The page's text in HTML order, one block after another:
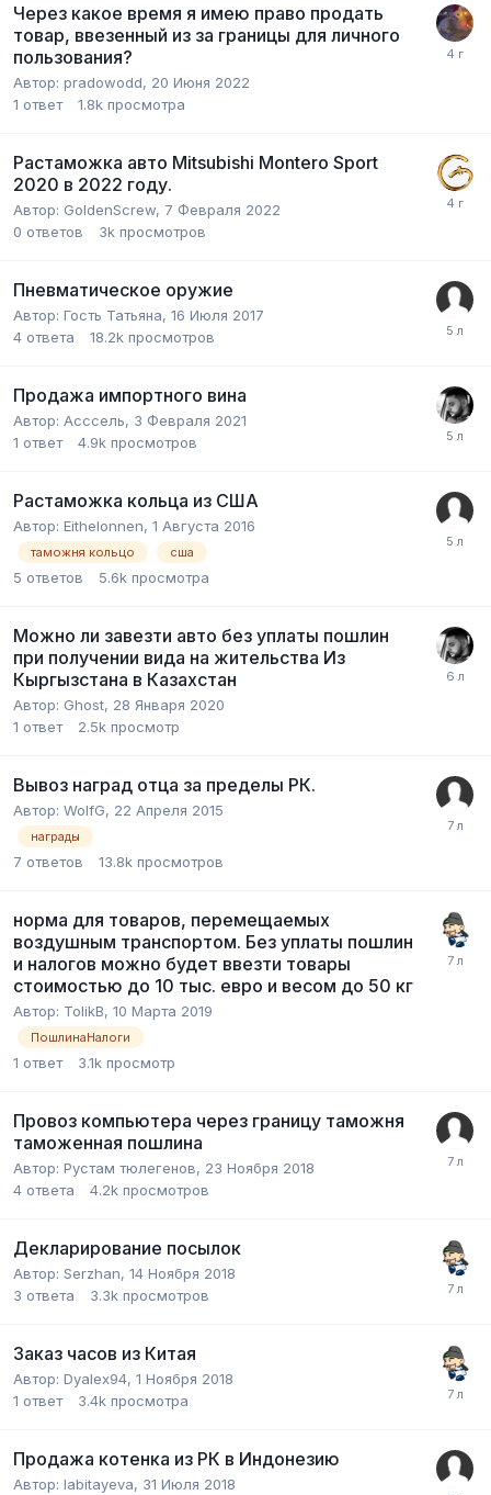
Через какое время я имею право продать
товар, ввезенный из за границы для личного
пользования?
Автор: pradowodd, 20 Июня 2022
1 ответ 1.8k просмотра
Растаможка авто Mitsubishi Montero Sport
2020 в 2022 году.
Автор: GoldenScrew, 7 Февраля 2022
0 ответов 3k просмотров
Пневматическое оружие
Автор: Гость Татьяна, 16 Июля 2017
4 ответа 18.2k просмотров
Продажа импортного вина
Автор: Асссель, 3 Февраля 2021
1 ответ 4.9k просмотров
Растаможка кольца из США
Автор: Eithelonnen, 1 Августа 2016
таможня кольцо сша
5 ответов 5.6k просмотра
Можно ли завезти авто без уплаты пошлин
при получении вида на жительства Из
Кыргызстана в Казахстан
Автор: Ghost, 28 Января 2020
1 ответ 2.5k просмотр
Вывоз наград отца за пределы РК.
Автор: WolfG, 22 Апреля 2015
награды
7 ответов 13.8k просмотров
норма для товаров, перемещаемых
воздушным транспортом. Без уплаты пошлин
и налогов можно будет ввезти товары
стоимостью до 10 тыс. евро и весом до 50 кг
Автор: TolikB, 10 Марта 2019
ПошлинаНалоги
1 ответ 3.1k просмотр
Провоз компьютера через границу таможня
таможенная пошлина
Автор: Рустам тюлегенов, 23 Ноября 2018
4 ответа 4.2k просмотров
Декларирование посылок
Автор: Serzhan, 14 Ноября 2018
3 ответа 3.3k просмотров
Заказ часов из Китая
Автор: Dyalex94, 1 Ноября 2018
1 ответ 3.4k просмотра
Продажа котенка из РК в Индонезию
Автор: labitayeva, 31 Июля 2018